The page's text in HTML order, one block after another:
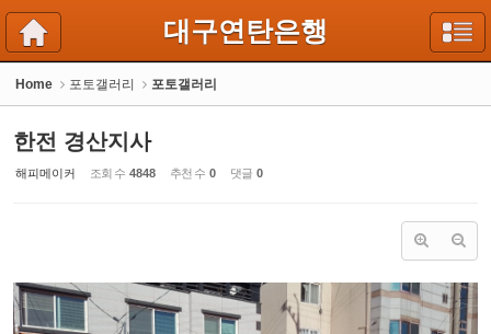
대구연탄은행
Home 포토갤러리 포토갤러리
한전 경산지사
해피메이커 조회 수 4848 추천 수 0 댓글 0